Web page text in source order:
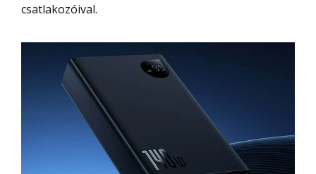
csatlakozóival.